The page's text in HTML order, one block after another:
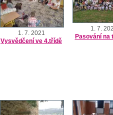
1. 7. 2021
Vysvědčení ve 4.třídě
1. 7.
Pasování na